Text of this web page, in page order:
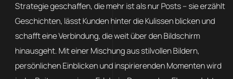
Strategie geschaffen, die mehr ist als nur Posts – sie erzählt
Geschichten, lässt Kunden hinter die Kulissen blicken und
schafft eine Verbindung, die weit über den Bildschirm
hinausgeht. Mit einer Mischung aus stilvollen Bildern,
persönlichen Einblicken und inspirierenden Momenten wird